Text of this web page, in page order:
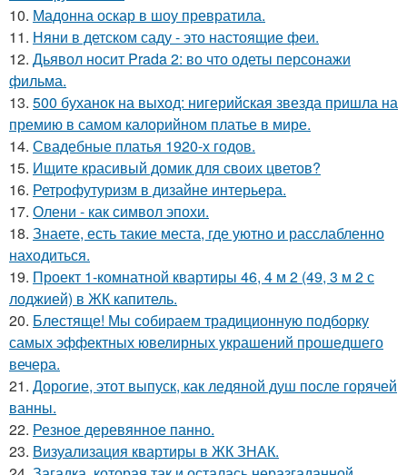
10. Мадонна оскар в шоу превратила.
11. Няни в детском саду - это настоящие феи.
12. Дьявол носит Prada 2: во что одеты персонажи
фильма.
13. 500 буханок на выход: нигерийская звезда пришла на
премию в самом калорийном платье в мире.
14. Свадебные платья 1920-х годов.
15. Ищите красивый домик для своих цветов?
16. Ретрофутуризм в дизайне интерьера.
17. Олени - как символ эпохи.
18. Знаете, есть такие места, где уютно и расслабленно
находиться.
19. Проект 1-комнатной квартиры 46, 4 м 2 (49, 3 м 2 с
лоджией) в ЖК капитель.
20. Блестяще! Мы собираем традиционную подборку
самых эффектных ювелирных украшений прошедшего
вечера.
21. Дорогие, этот выпуск, как ледяной душ после горячей
ванны.
22. Резное деревянное панно.
23. Визуализация квартиры в ЖК ЗНАК.